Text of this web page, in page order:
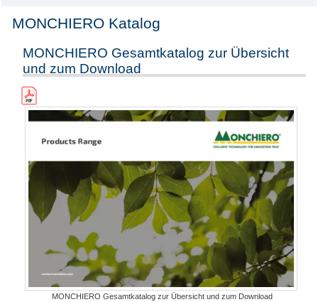
MONCHIERO Katalog
MONCHIERO Gesamtkatalog zur Übersicht
und zum Download
MONCHIERO Gesamtkatalog zur Übersicht und zum Download